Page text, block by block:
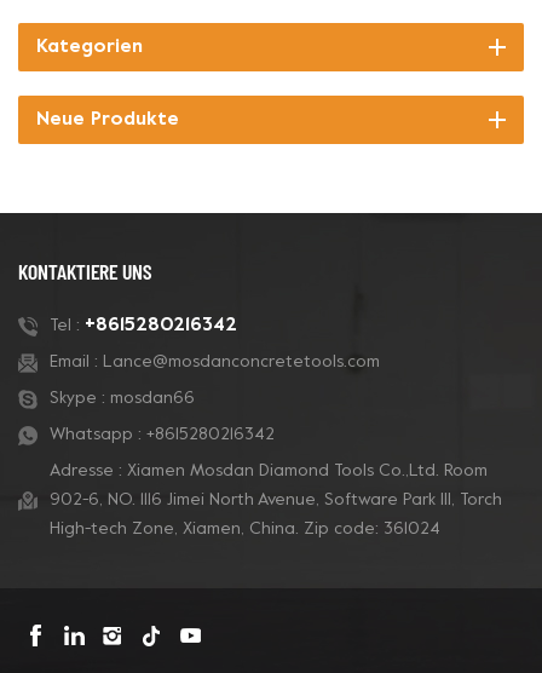
Kategorien
Neue Produkte
KONTAKTIERE UNS
Tel : +8615280216342
Email : Lance@mosdanconcretetools.com
Skype : mosdan66
Whatsapp : +8615280216342
Adresse : Xiamen Mosdan Diamond Tools Co.,Ltd. Room
902-6, NO. 1116 Jimei North Avenue, Software Park Ill, Torch
High-tech Zone, Xiamen, China. Zip code: 361024